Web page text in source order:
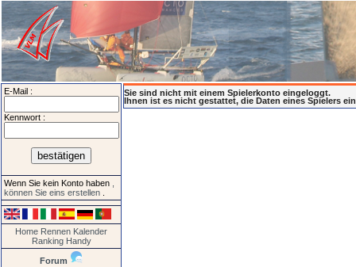
E-Mail :
Kennwort :
Wenn Sie kein Konto haben
können Sie eins erstellen
Home Rennen Kalender
Ranking Handy
Forum
Sie sind nicht mit einem Spielerkonto eingeloggt.
Ihnen ist es nicht gestattet, die Daten eines Spielers